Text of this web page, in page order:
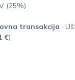
(25%)
transakcija ·
€)